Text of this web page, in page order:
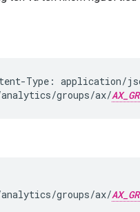
Type: application/
groups/ax/
groups/ax/